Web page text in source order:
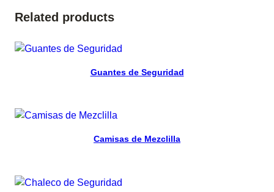
Related products
Guantes de Seguridad
Read more
Camisas de Mezclilla